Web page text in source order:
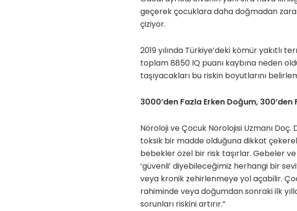
geçerek çocuklara daha doğmadan zarar
çiziyor.
2019 yılında Türkiye’deki kömür yakıtlı
toplam 8850 IQ puanı kaybına neden
taşıyacakları bu riskin boyutlarını
3000’den Fazla Erken Doğum, 300’den
Nöroloji ve Çocuk Nörolojisi Uzmanı
toksik bir madde olduğuna dikkat
bebekler özel bir risk taşırlar. Gebeler
‘güvenli’ diyebileceğimiz herhangi bir
veya kronik zehirlenmeye yol açabilir.
rahiminde veya doğumdan sonraki ilk
sorunları riskini artırır.”